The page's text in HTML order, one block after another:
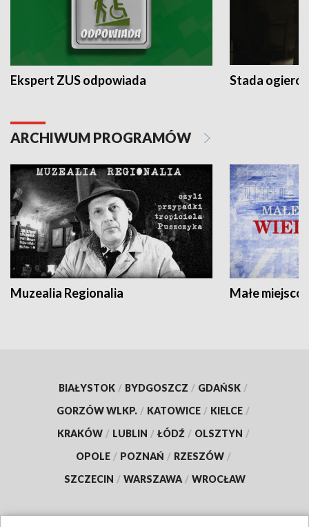
Ekspert ZUS odpowiada Stada
ARCHIWUM PROGRAMÓW
Muzealia Regionalia Małe
BIAŁYSTOK / BYDGOSZCZ / GDAŃSK /
GORZÓW WLKP. / KATOWICE / KIELCE /
KRAKÓW / LUBLIN / ŁÓDŹ / OLSZTYN /
OPOLE / POZNAŃ / RZESZÓW /
SZCZECIN / WARSZAWA / WROCŁAW